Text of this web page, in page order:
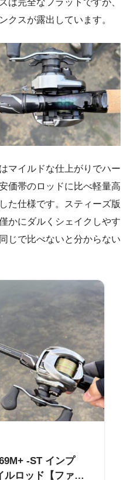
クスが露出しています。
マイルドな仕上がりでハー
価帯のロッドに比べ軽量高
た仕様です。スティーズ版
かにダルくシェイクしやす
じで比べないと分からない
-ST インプ
ルロッド【ファイ